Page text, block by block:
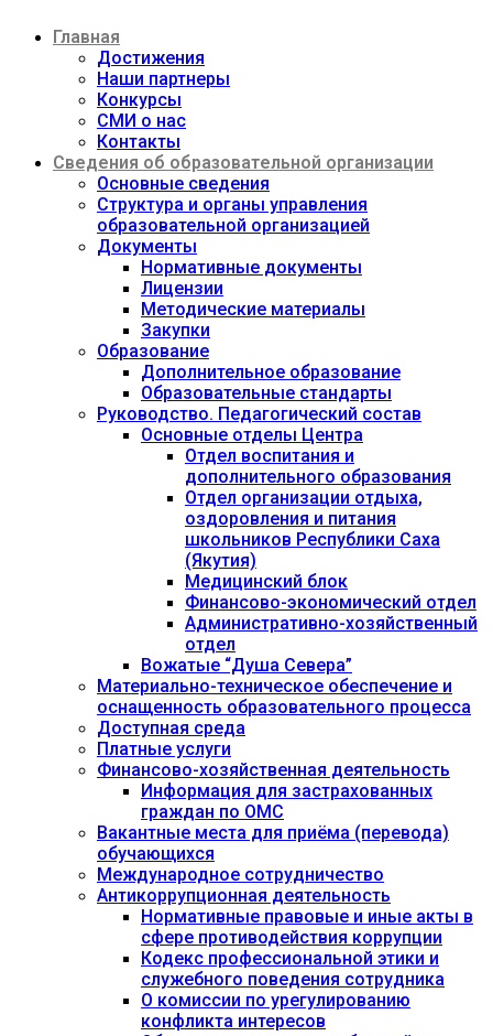
содержимому
Главная
Достижения
Наши партнеры
Конкурсы
СМИ о нас
Контакты
Сведения об образовательной организации
Основные сведения
Структура и органы управления
образовательной организацией
Документы
Нормативные документы
Лицензии
Методические материалы
Закупки
Образование
Дополнительное образование
Образовательные стандарты
Руководство. Педагогический состав
Основные отделы Центра
Отдел воспитания и
дополнительного образования
Отдел организации отдыха,
оздоровления и питания
школьников Республики Саха
(Якутия)
Медицинский блок
Финансово-экономический отдел
Административно-хозяйственный
отдел
Вожатые “Душа Севера”
Материально-техническое обеспечение и
оснащенность образовательного процесса
Доступная среда
Платные услуги
Финансово-хозяйственная деятельность
Информация для застрахованных
граждан по ОМС
Вакантные места для приёма (перевода)
обучающихся
Международное сотрудничество
Антикоррупционная деятельность
Нормативные правовые и иные акты в
сфере противодействия коррупции
Кодекс профессиональной этики и
служебного поведения сотрудника
О комиссии по урегулированию
конфликта интересов